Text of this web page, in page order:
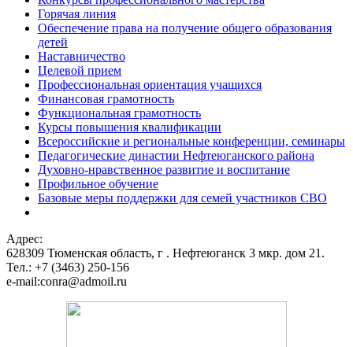
Горячая линия
Обеспечение права на получение общего образования
детей
Наставничество
Целевой прием
Профессиональная ориентация учащихся
Финансовая грамотность
Функциональная грамотность
Курсы повышения квалификации
Всероссийские и региональные конференции, семинары
Педагогические династии Нефтеюганского района
Духовно-нравственное развитие и воспитание
Профильное обучение
Базовые меры поддержки для семей участников СВО
Адрес:
628309 Тюменская область, г . Нефтеюганск 3 мкр. дом 21.
Тел.: +7 (3463) 250-156
e-mail:conra@admoil.ru